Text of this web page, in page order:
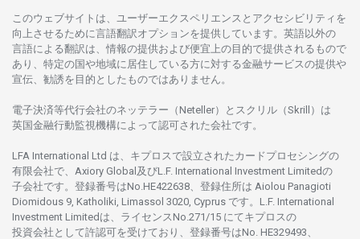
このウェブサイトは、 ユーザーエクスペリエンスと アクセシビリティを
向上さ せるために言語翻訳オプションを提供しています。 英語以外の
言語に よる翻訳は、 情報の提供および便宜上の目的で提供さ れるもので
あり、 特定の国や地域に 居住している方に対する金融サービスの提供や
宣伝、 勧誘を 目的としたものではありません。
電子決済等代行会社のネッテラー （Neteller）と スクリル （Skrill）は
英国金融行動監視機構に よって認可さ れた会社です。
LFA International Ltd は、 キプロスで設立さ れた カードプロセシングの
有限会社で、Axiory Global及びL.F. International Investment Limitedの
子会社です。 登録番号はNo.HE422638、 登録住所は Aiolou Panagioti
Diomidous 9, Katholiki, Limassol 3020, Cyprus です。L.F. International
Investment Limitedは、 ライセンスNo.271/15 にてキプロスの
投資会社として許認可を受けており、 登録番号はNo. HE329493、